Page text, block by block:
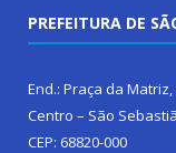
PREFEITURA DE
End.: Praça da Matriz,
Centro – São
CEP: 68820-000